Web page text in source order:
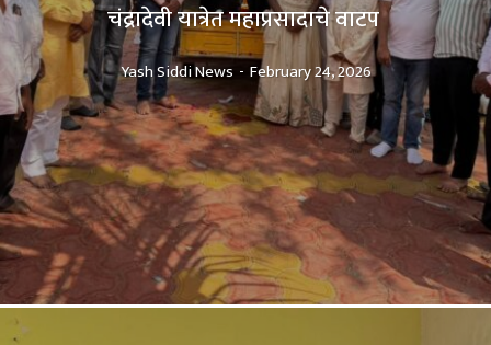
चंद्रादेवी यात्रेत महाप्रसादाचे वाटप
Yash Siddi News - February 24, 2026